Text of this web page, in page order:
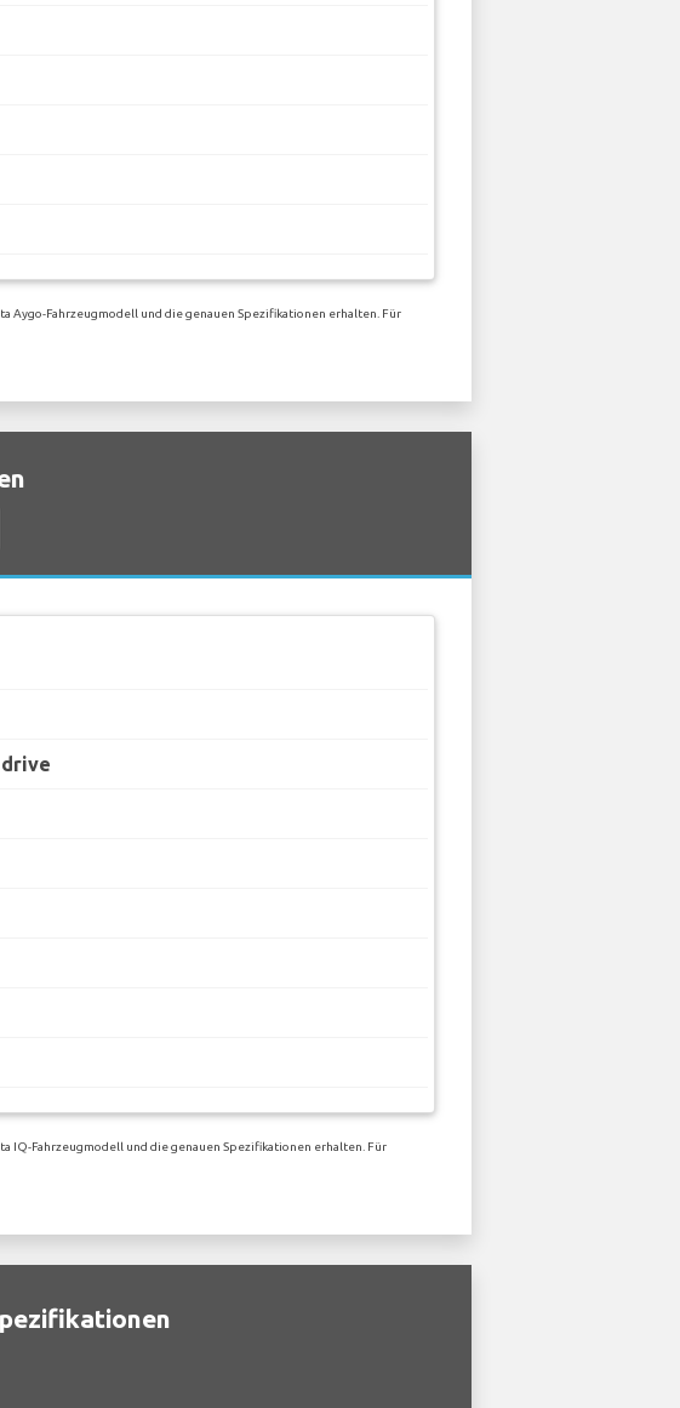
Aygo-Fahrzeugmodell und die genauen Spezifikationen erhalten. Für
IQ-Fahrzeugmodell und die genauen Spezifikationen erhalten. Für